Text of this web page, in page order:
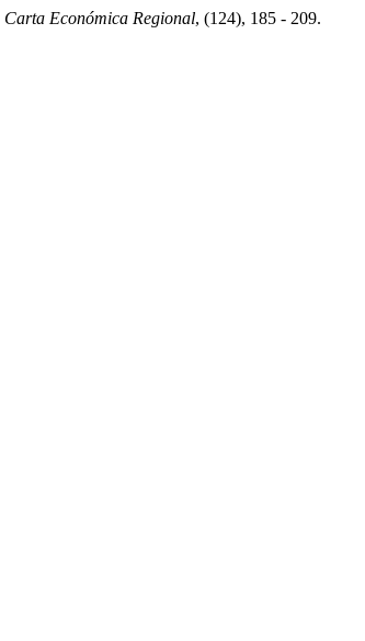
Carta Económica Regional, (124), 185 - 209.